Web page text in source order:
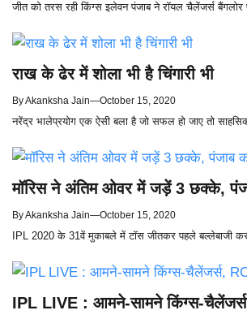
जीत को तरस रही किंग्स इलेवन पंजाब ने रॉयल चैलेंजर्स
राख के ढेर में शोला भी है चिंगारी भी
ByAkanksha Jain—October 15, 2020
नरेंद्र भालेप्रयोग एक ऐसी बला है जो सफल हो जाए तो
मॉरिस ने अंतिम ओवर में जड़ें 3 छक्के,
ByAkanksha Jain—October 15, 2020
IPL 2020 के 31वें मुकाबले में टॉस जीतकर पहले बल्लेबाजी
IPL LIVE : आमने-सामने किंग्स-